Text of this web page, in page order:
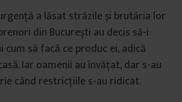
a lăsat străzile și brutăria lor
din București au decis să-i
cum să facă ce produc ei, adică
Iar oamenii au învățat, dar s-au
când restricțiile s-au ridicat.